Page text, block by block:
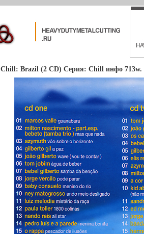
Chill: Brazil (2 CD) Серия: Chill инфо 713w.